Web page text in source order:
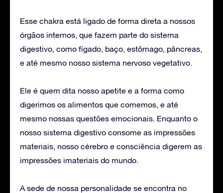
Esse chakra está ligado de forma direta a nossos
órgãos internos, que fazem parte do sistema
digestivo, como fígado, baço, estômago, pâncreas,
e até mesmo nosso sistema nervoso vegetativo.
Ele é quem dita nosso apetite e a forma como
digerimos os alimentos que comemos, e até
mesmo nossas questões emocionais. Enquanto o
nosso sistema digestivo consome as impressões
materiais, nosso cérebro e consciência digerem as
impressões imateriais do mundo.
A sede de nossa personalidade se encontra no